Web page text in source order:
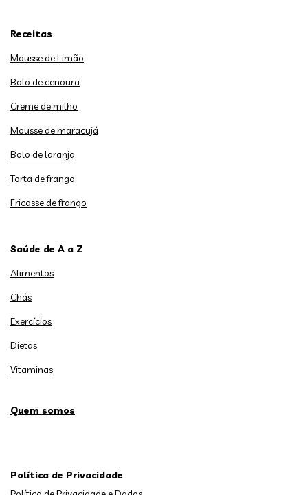
Receitas
Mousse de Limão
Bolo de cenoura
Creme de milho
Mousse de maracujá
Bolo de laranja
Torta de frango
Fricasse de frango
Saúde de A a Z
Alimentos
Chás
Exercícios
Dietas
Vitaminas
Quem somos
Política de Privacidade